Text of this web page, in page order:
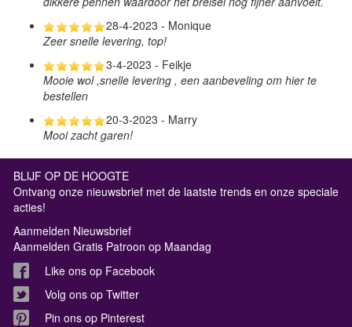
28-4-2023 - Monique
Zeer snelle levering, top!
3-4-2023 - Feikje
Mooie wol ,snelle levering , een aanbeveling om hier te
bestellen
20-3-2023 - Marry
Mooi zacht garen!
BLIJF OP DE HOOGTE
Ontvang onze nieuwsbrief met de laatste trends en onze speciale
acties!
Aanmelden Nieuwsbrief
Aanmelden Gratis Patroon op Maandag
Like ons op Facebook
Volg ons op Twitter
Pin ons op Pinterest